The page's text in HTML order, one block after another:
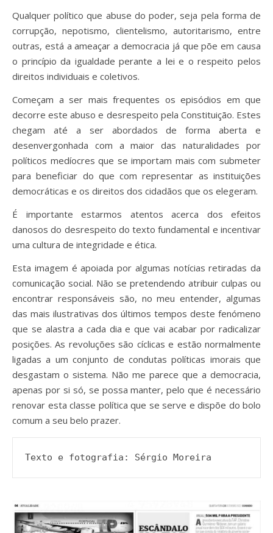
Qualquer político que abuse do poder, seja pela forma de
corrupção, nepotismo, clientelismo, autoritarismo, entre
outras, está a ameaçar a democracia já que põe em causa
o princípio da igualdade perante a lei e o respeito pelos
direitos individuais e coletivos.
Começam a ser mais frequentes os episódios em que
decorre este abuso e desrespeito pela Constituição. Estes
chegam até a ser abordados de forma aberta e
desenvergonhada com a maior das naturalidades por
políticos medíocres que se importam mais com submeter
para beneficiar do que com representar as instituições
democráticas e os direitos dos cidadãos que os elegeram.
É importante estarmos atentos acerca dos efeitos
danosos do desrespeito do texto fundamental e incentivar
uma cultura de integridade e ética.
Esta imagem é apoiada por algumas notícias retiradas da
comunicação social. Não se pretendendo atribuir culpas ou
encontrar responsáveis são, no meu entender, algumas
das mais ilustrativas dos últimos tempos deste fenómeno
que se alastra a cada dia e que vai acabar por radicalizar
posições. As revoluções são cíclicas e estão normalmente
ligadas a um conjunto de condutas políticas imorais que
desgastam o sistema. Não me parece que a democracia,
apenas por si só, se possa manter, pelo que é necessário
renovar esta classe política que se serve e dispõe do bolo
comum a seu belo prazer.
Texto e fotografia: Sérgio Moreira